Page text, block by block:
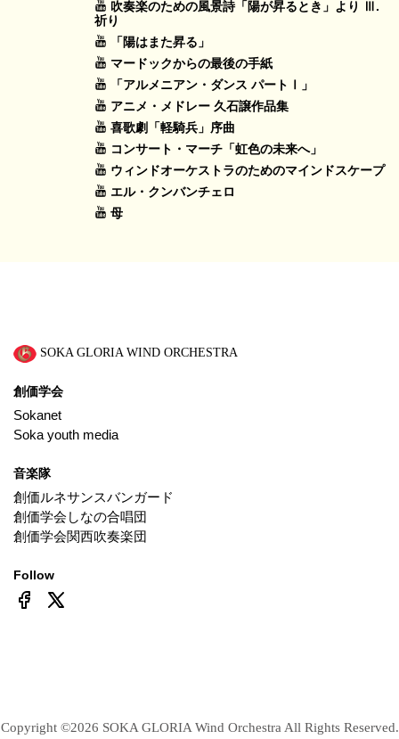
吹奏楽のための風景詩「陽が昇るとき」より Ⅲ.
祈り
「陽はまた昇る」
マードックからの最後の手紙
「アルメニアン・ダンス パートⅠ」
アニメ・メドレー 久石譲作品集
喜歌劇「軽騎兵」序曲
コンサート・マーチ「虹色の未来へ」
ウィンドオーケストラのためのマインドスケープ
エル・クンバンチェロ
母
SOKA GLORIA WIND ORCHESTRA
創価学会
Sokanet
Soka youth media
音楽隊
創価ルネサンスバンガード
創価学会しなの合唱団
創価学会関西吹奏楽団
Follow
Copyright ©2026 SOKA GLORIA Wind Orchestra All Rights Reserved.